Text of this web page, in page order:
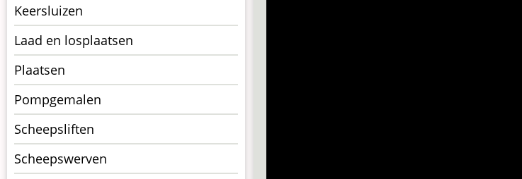
Keersluizen
Laad en losplaatsen
Plaatsen
Pompgemalen
Scheepsliften
Scheepswerven